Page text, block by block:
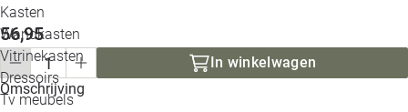
Kasten
Wandkasten
Vitrinekasten
Dressoirs
Tv meubels
56,95
In winkelwagen
Omschrijving